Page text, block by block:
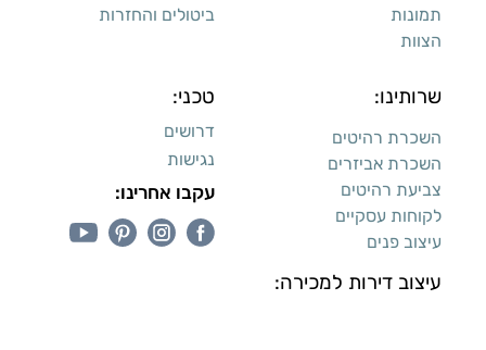
תמונות
הצוות
ביטולים והחזרות
שרותינו:
השכרת רהיטים
השכרת אביזרים
צביעת רהיטים
לקוחות עסקיים
עיצוב פנים
עיצוב דירות למכירה:
טכני:
דרושים
נגישות
עקבו אחרינו: